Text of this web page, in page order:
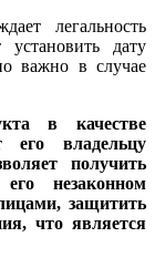
легальность
установить дату
важно в случае
в качестве
его владельцу
получить
незаконном
защитить
что является